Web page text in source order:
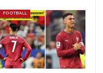
FOOTBALL